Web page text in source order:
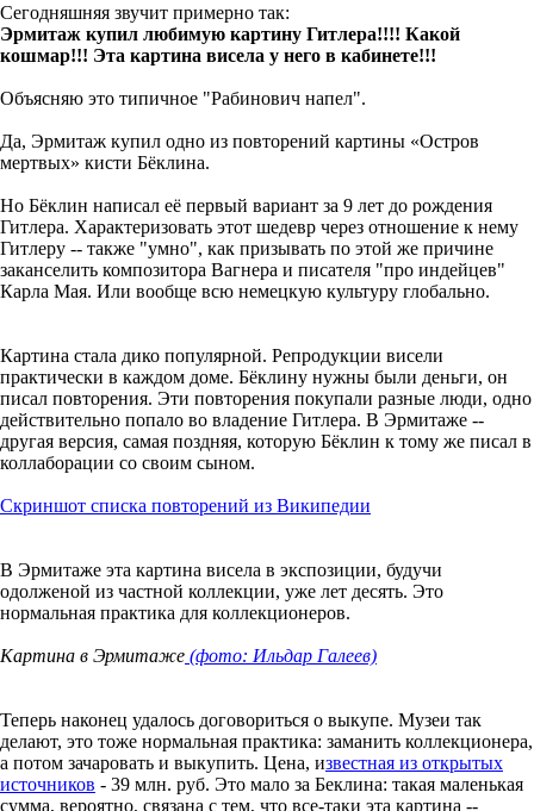
Сегодняшняя звучит примерно так:
Эрмитаж купил любимую картину Гитлера!!!! Какой
кошмар!!! Эта картина висела у него в кабинете!!!
Объясняю это типичное "Рабинович напел".
Да, Эрмитаж купил одно из повторений картины «Остров
мертвых» кисти Бёклина.
Но Бёклин написал её первый вариант за 9 лет до рождения
Гитлера. Характеризовать этот шедевр через отношение к нему
Гитлеру -- также "умно", как призывать по этой же причине
заканселить композитора Вагнера и писателя "про индейцев"
Карла Мая. Или вообще всю немецкую культуру глобально.
Картина стала дико популярной. Репродукции висели
практически в каждом доме. Бёклину нужны были деньги, он
писал повторения. Эти повторения покупали разные люди, одно
действительно попало во владение Гитлера. В Эрмитаже --
другая версия, самая поздняя, которую Бёклин к тому же писал в
коллаборации со своим сыном.
Скриншот списка повторений из Википедии
В Эрмитаже эта картина висела в экспозиции, будучи
одолженой из частной коллекции, уже лет десять. Это
нормальная практика для коллекционеров.
Картина в Эрмитаже (фото: Ильдар Галеев)
Теперь наконец удалось договориться о выкупе. Музеи так
делают, это тоже нормальная практика: заманить коллекционера,
а потом зачаровать и выкупить. Цена, известная из открытых
источников - 39 млн. руб. Это мало за Беклина: такая маленькая
сумма, вероятно, связана с тем, что все-таки эта картина --